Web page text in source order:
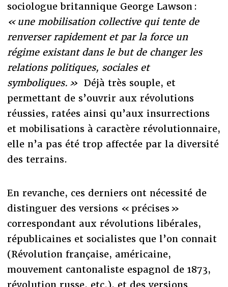
sociologue britannique George Lawson :
« une mobilisation collective qui tente de
renverser rapidement et par la force un
régime existant dans le but de changer les
relations politiques, sociales et
symboliques. » Déjà très souple, et
permettant de s’ouvrir aux révolutions
réussies, ratées ainsi qu’aux insurrections
et mobilisations à caractère révolutionnaire,
elle n’a pas été trop affectée par la diversité
des terrains.
En revanche, ces derniers ont nécessité de
distinguer des versions « précises »
correspondant aux révolutions libérales,
républicaines et socialistes que l’on connait
(Révolution française, américaine,
mouvement cantonaliste espagnol de 1873,